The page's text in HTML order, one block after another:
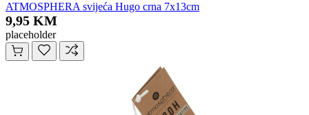
ATMOSPHERA svijeća Hugo crna 7x13cm
9,95 KM
placeholder